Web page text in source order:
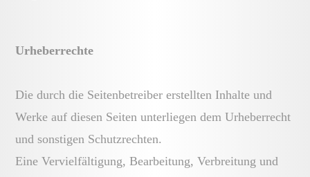
Urheberrechte
Die durch die Seitenbetreiber erstellten Inhalte und
Werke auf diesen Seiten unterliegen dem Urheberrecht
und sonstigen Schutzrechten.
Eine Vervielfältigung, Bearbeitung, Verbreitung und